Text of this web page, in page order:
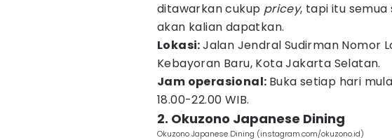
ditawarkan cukup pricey, tapi itu semua
akan kalian dapatkan.
Lokasi:Jalan Jendral Sudirman Nomor
Kebayoran Baru, Kota Jakarta Selatan.
Jam operasional: Buka setiap hari
18.00-22.00 WIB.
2. Okuzono Japanese Dining
Okuzono Japanese Dining (instagram.com/okuzono.id)